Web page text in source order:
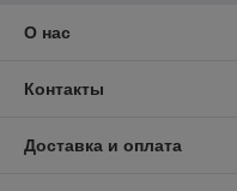
О нас
Контакты
Доставка и оплата